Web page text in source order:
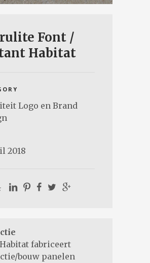
Font /
Habitat
Logo en Brand
2018
fabriceert
bouw panelen